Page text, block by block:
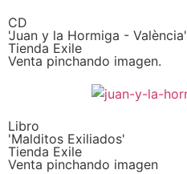
CD
'Juan y la Hormiga - València'
Tienda Exile
Venta pinchando imagen.
Libro
'Malditos Exiliados'
Tienda Exile
Venta pinchando imagen